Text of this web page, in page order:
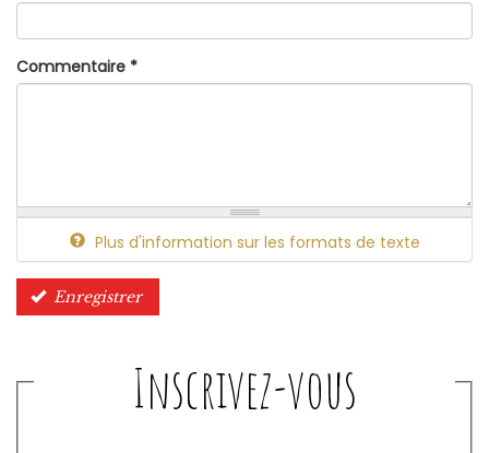
Commentaire *
Plus d'information sur les formats de texte
Enregistrer
Inscrivez-vous